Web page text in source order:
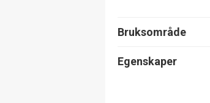
Bruksområde
Egenskaper